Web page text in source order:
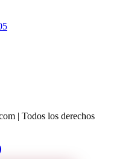
| Todos los derechos